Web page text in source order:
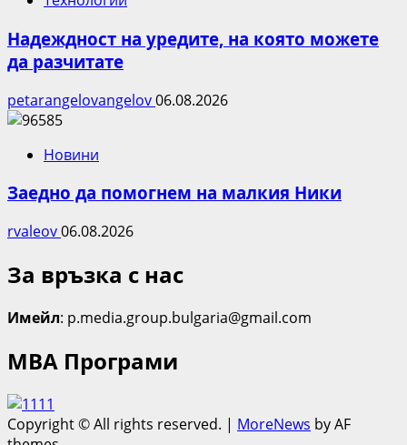
Надеждност на уредите, на която можете
да разчитате
petarangelovangelov06.08.2026
Новини
Заедно да помогнем на малкия Ники
rvaleov06.08.2026
За връзка с нас
Имейл: p.media.group.bulgaria@gmail.com
МВА Програми
Copyright © All rights reserved. | MoreNews by AF